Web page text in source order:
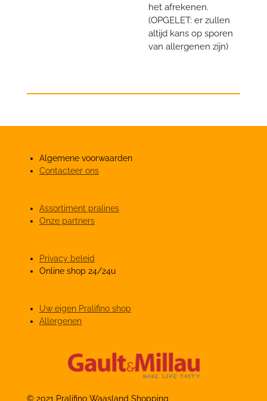
het afrekenen.
(OPGELET: er zullen
altijd kans op sporen
van allergenen zijn)
Algemene voorwaarden
Contacteer ons
Assortiment pralines
Onze partners
Privacy beleid
Online shop 24/24u
Uw eigen Pralifino shop
Allergenen
© 2021 Pralifino Waasland Shopping